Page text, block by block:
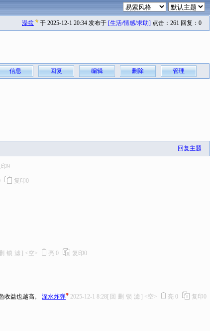
澡盆 于 2025-12-1 20:34 发布于 [生活/情感/求助] 点击：261 回复：0
信息 回复 编辑 删除 管理
回复主题
9
复印0
删 锁 滤 ] <空> 亮 0 复印0
益也越高。 深水炸弹 2025-12-1 8:28[ 回 删 锁 滤 ] <空> 亮 0 复印0